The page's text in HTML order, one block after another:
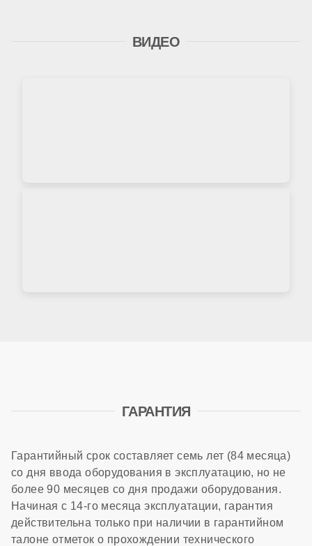
ВИДЕО
ГАРАНТИЯ
Гарантийный срок составляет семь лет (84 месяца)
со дня ввода оборудования в эксплуатацию, но не
более 90 месяцев со дня продажи оборудования.
Начиная с 14-го месяца эксплуатации, гарантия
действительна только при наличии в гарантийном
талоне отметок о прохождении технического